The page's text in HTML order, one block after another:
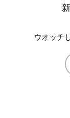
ウオッチ